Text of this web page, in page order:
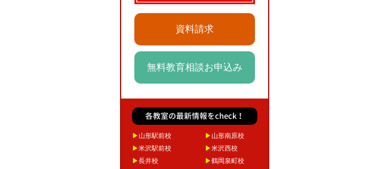
資料請求
無料教育相談お申込み
各教室の最新情報をcheck！
▶山形駅前校 ▶山形南原校
▶米沢駅前校 ▶米沢西校
▶長井校 ▶鶴岡泉町校